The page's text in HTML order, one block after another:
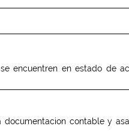
encuentren en estado de
contable y